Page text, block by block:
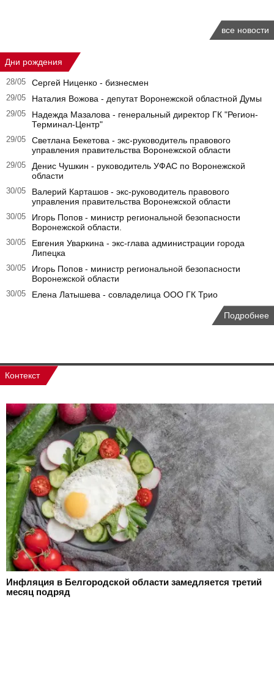
все новости
Дни рождения
28/05 Сергей Ниценко - бизнесмен
29/05 Наталия Вожова - депутат Воронежской областной Думы
29/05
Надежда Мазалова - генеральный директор ГК "Регион-
Терминал-Центр"
29/05
Светлана Бекетова - экс-руководитель правового
управления правительства Воронежской области
29/05
Денис Чушкин - руководитель УФАС по Воронежской
области
30/05
Валерий Карташов - экс-руководитель правового
управления правительства Воронежской области
30/05
Игорь Попов - министр региональной безопасности
Воронежской области.
30/05
Евгения Уваркина - экс-глава администрации города
Липецка
30/05
Игорь Попов - министр региональной безопасности
Воронежской области
30/05 Елена Латышева - совладелица ООО ГК Трио
Подробнее
Контекст
Инфляция в Белгородской области замедляется третий
месяц подряд